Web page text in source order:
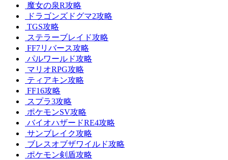
魔女の泉R攻略
ドラゴンズドグマ2攻略
TGS攻略
ステラーブレイド攻略
FF7リバース攻略
パルワールド攻略
マリオRPG攻略
ティアキン攻略
FF16攻略
スプラ3攻略
ポケモンSV攻略
バイオハザードRE4攻略
サンブレイク攻略
ブレスオブザワイルド攻略
ポケモン剣盾攻略